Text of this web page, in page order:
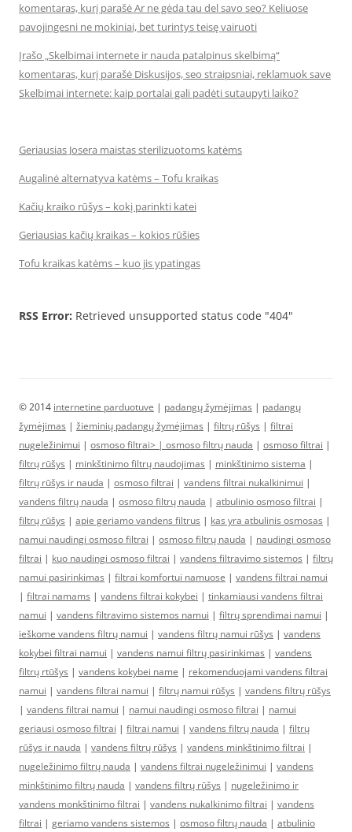
komentaras, kurį parašė Ar ne gėda tau del savo seo? Keliuose
pavojingesni ne mokiniai, bet turintys teisę vairuoti
Įrašo „Skelbimai internete ir nauda patalpinus skelbimą“
komentaras, kurį parašė Diskusijos, seo straipsniai, reklamuok save
Skelbimai internete: kaip portalai gali padėti sutaupyti laiko?
Geriausias Josera maistas sterilizuotoms katėms
Augalinė alternatyva katėms – Tofu kraikas
Kačių kraiko rūšys – kokį parinkti katei
Geriausias kačių kraikas – kokios rūšies
Tofu kraikas katėms – kuo jis ypatingas
RSS Error: Retrieved unsupported status code "404"
© 2014 internetine parduotuve | padangų žymėjimas | padangų
žymėjimas | žieminių padangų žymėjimas | filtrų rūšys | filtrai
nugeležinimui | osmoso filtrai> | osmoso filtrų nauda | osmoso filtrai |
filtrų rūšys | minkštinimo filtrų naudojimas | minkštinimo sistema |
filtrų rūšys ir nauda | osmoso filtrai | vandens filtrai nukalkinimui |
vandens filtrų nauda | osmoso filtrų nauda | atbulinio osmoso filtrai |
filtrų rūšys | apie geriamo vandens filtrus | kas yra atbulinis osmosas |
namui naudingi osmoso filtrai | osmoso filtrų nauda | naudingi osmoso
filtrai | kuo naudingi osmoso filtrai | vandens filtravimo sistemos | filtrų
namui pasirinkimas | filtrai komfortui namuose | vandens filtrai namui
| filtrai namams | vandens filtrai kokybei | tinkamiausi vandens filtrai
namui | vandens filtravimo sistemos namui | filtrų sprendimai namui |
ieškome vandens filtrų namui | vandens filtrų namui rūšys | vandens
kokybei filtrai namui | vandens namui filtrų pasirinkimas | vandens
filtrų rtūšys | vandens kokybei name | rekomenduojami vandens filtrai
namui | vandens filtrai namui | filtrų namui rūšys | vandens filtrų rūšys
| vandens filtrai namui | namui naudingi osmoso filtrai | namui
geriausi osmoso filtrai | filtrai namui | vandens filtrų nauda | filtrų
rūšys ir nauda | vandens filtrų rūšys | vandens minkštinimo filtrai |
nugeležinimo filtrų nauda | vandens filtrai nugeležinimui | vandens
minkštinimo filtrų nauda | vandens filtrų rūšys | nugeležinimo ir
vandens monkštinimo filtrai | vandens nukalkinimo filtrai | vandens
filtrai | geriamo vandens sistemos | osmoso filtrų nauda | atbulinio